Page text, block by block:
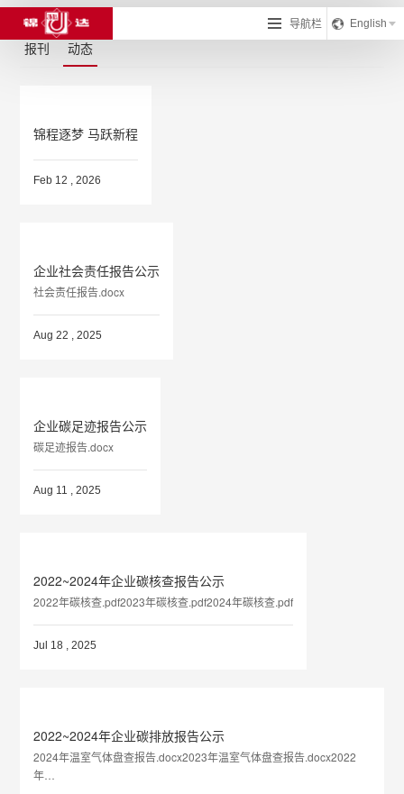
English
导航栏
报刊 动态
锦程逐梦 马跃新程
Feb 12 , 2026
企业社会责任报告公示
社会责任报告.docx
Aug 22 , 2025
企业碳足迹报告公示
碳足迹报告.docx
Aug 11 , 2025
2022~2024年企业碳核查报告公示
2022年碳核查.pdf2023年碳核查.pdf2024年碳核查.pdf
Jul 18 , 2025
2022~2024年企业碳排放报告公示
2024年温室气体盘查报告.docx2023年温室气体盘查报告.docx2022
年…